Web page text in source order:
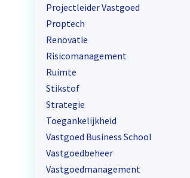
Projectleider Vastgoed
Proptech
Renovatie
Risicomanagement
Ruimte
Stikstof
Strategie
Toegankelijkheid
Vastgoed Business School
Vastgoedbeheer
Vastgoedmanagement